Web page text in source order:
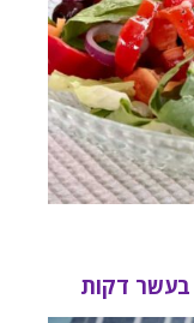
בעשר דקות